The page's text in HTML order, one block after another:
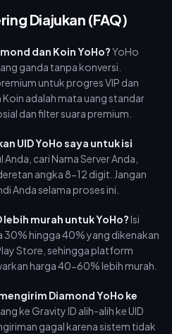
Diajukan (FAQ)
dan Koin YoHo?YoHo
ganda tanpa konversi.
untuk progres VIP dan
adalah mata uang standar
dan filter suara premium.
UID YoHo saya untuk isi
cari Nama Server Anda,
angka 8-12 digit. Jangan
Anda selama proses ini.
lebih murah untuk YoHo?Isi
30% hingga 40% yang dikenakan
Store, sehingga platform
harga 40-60% lebih murah.
Diamond YoHo ke
ke Gravity ID alih-alih ke UID
gagal karena sistem tidak